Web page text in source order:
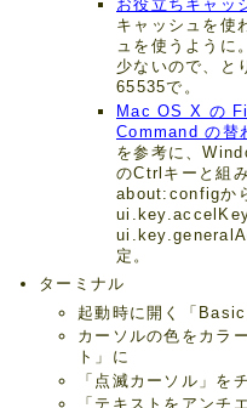
お役立ちキャッ
キャッシュを使
ュを使うように
少ないので、と
65535で。
Mac OS X の
Command の替
を参考に、
のCtrlキーと組
about:configか
定。
ターミナル
起動時に開く「Basic
カーソルの色をカラ
ト」に
「点滅カーソル」を
「テキストをアンチ